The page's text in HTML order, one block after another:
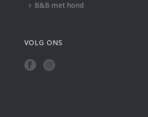
B&B met hond
VOLG ONS